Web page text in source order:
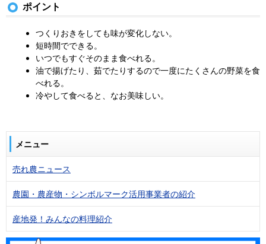
ポイント
つくりおきをしても味が変化しない。
短時間でできる。
いつでもすぐそのまま食べれる。
油で揚げたり、茹でたりするので一度にたくさんの野菜を食
べれる。
冷やして食べると、なお美味しい。
メニュー
売れ農ニュース
農園・農産物・シンボルマーク活用事業者の紹介
産地発！みんなの料理紹介